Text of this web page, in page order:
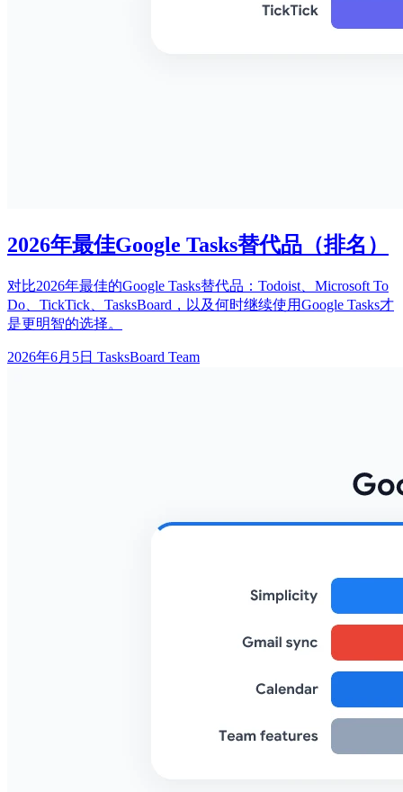
2026年最佳Google Tasks替代品（排名）
对比2026年最佳的Google Tasks替代品：Todoist、Microsoft To
Do、TickTick、TasksBoard，以及何时继续使用Google Tasks才
是更明智的选择。
2026年6月5日 TasksBoard Team